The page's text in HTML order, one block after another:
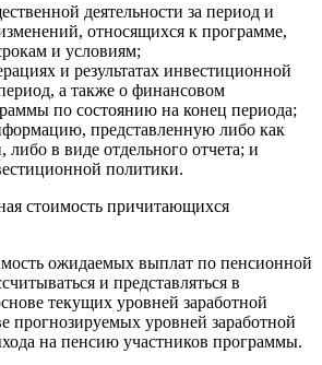
деятельности за период и
относящихся к программе,
и условиям;
и результатах инвестиционной
а также о финансовом
по состоянию на конец периода;
представленную либо как
либо в виде отдельного отчета; и
политики.
стоимость причитающихся
ожидаемых выплат по пенсионной
и представляться в
текущих уровней заработной
прогнозируемых уровней заработной
на пенсию участников программы.